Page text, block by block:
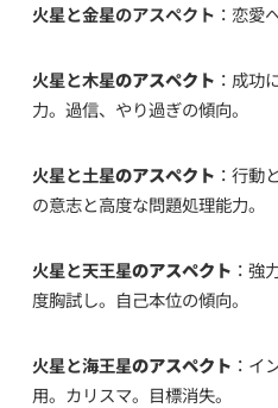
火星と金星のアスペクト ：恋愛
火星と木星のアスペクト ：成功
力。過信、やり過ぎの傾向。
火星と土星のアスペクト ：行動
の意志と高度な問題処理能力。
火星と天王星のアスペクト ：強
度胸試し。自己本位の傾向。
火星と海王星のアスペクト ：イ
用。カリスマ。目標消失。